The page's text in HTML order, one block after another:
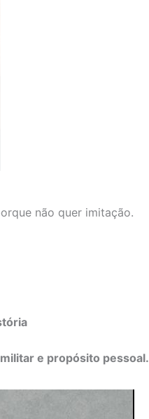
não quer imitação.
e propósito pessoal.